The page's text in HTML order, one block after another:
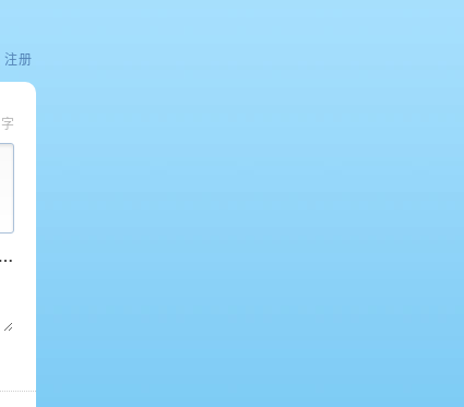
注册
字